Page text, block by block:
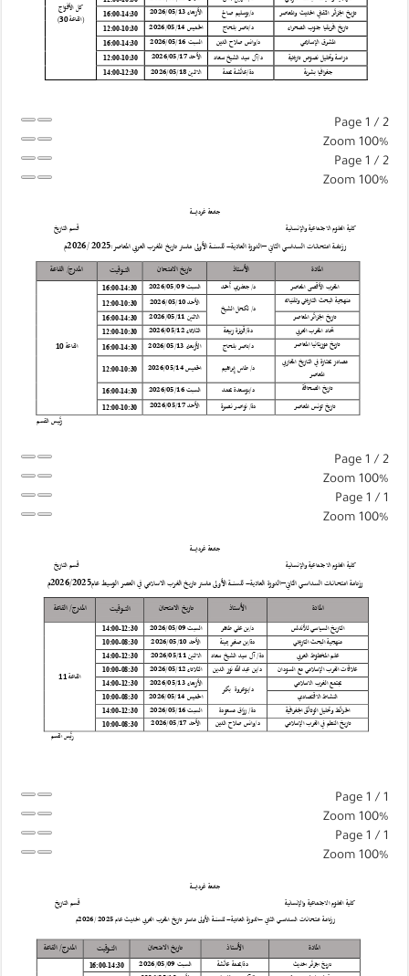
Page 1 / 2
Zoom 100%
Page 1 / 2
Zoom 100%
Page 1 / 2
Zoom 100%
Page 1 / 1
Zoom 100%
Page 1 / 1
Zoom 100%
Page 1 / 1
Zoom 100%